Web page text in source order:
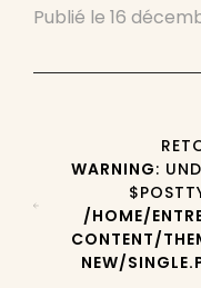
Publié le 16
WARNING:
/HOME/
CONTENT/
NEW/